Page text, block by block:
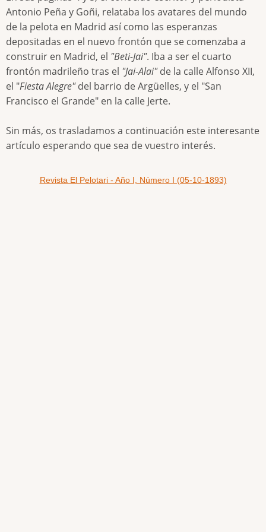
Antonio Peña y Goñi, relataba los avatares del mundo
de la pelota en Madrid así como las esperanzas
depositadas en el nuevo frontón que se comenzaba a
construir en Madrid, el "Beti-Jai". Iba a ser el cuarto
frontón madrileño tras el "Jai-Alai"de la calle Alfonso XII,
el "Fiesta Alegre"del barrio de Argüelles, y el "San
Francisco el Grande" en la calle Jerte.
Sin más, os trasladamos a continuación este interesante
artículo esperando que sea de vuestro interés.
Revista El Pelotari - Año I, Número I (05-10-1893)